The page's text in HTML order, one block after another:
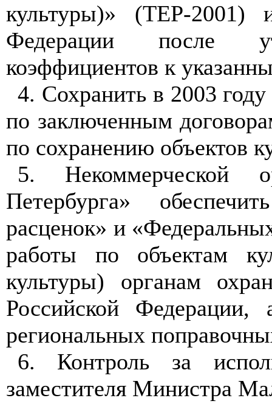
культуры)» (ТЕР-2001) и
Федерации после
коэффициентов к
4. Сохранить в 2003
по заключенным
по сохранению объектов
5. Некоммерческой
Петербурга»
расценок» и
работы по объектам
культуры) органам
Российской Федерации,
региональных
6. Контроль за
заместителя Министра